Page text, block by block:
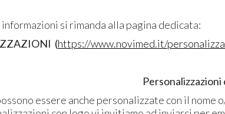
si rimanda alla pagina dedicata:
(https://www.novimed.it/
essere anche personalizzate con il nome